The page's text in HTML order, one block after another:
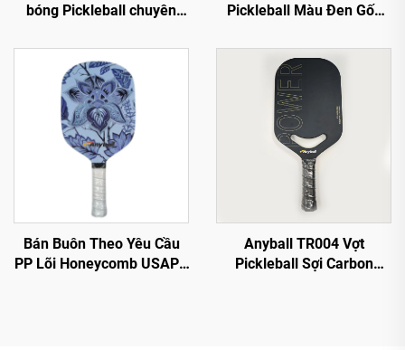
bóng Pickleball chuyên
PE
Pickleball Màu Đen Gốc
Người lớn Thể thao Trong
nhà/Ngoài trời 16mm
Bán Buôn Theo Yêu Cầu
PP Lõi Honeycomb USAPA
Anyball TR004 Vợt
Pickleball Sợi Carbon